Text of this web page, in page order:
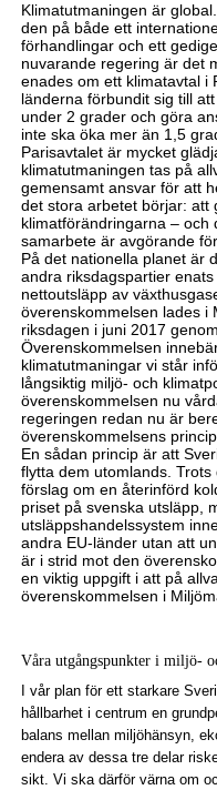
Klimatutmaningen är
den på både ett
förhandlingar och ett
nuvarande regering är det
enades om ett klimatavtal i
länderna förbundit sig till
under 2 grader och göra
inte ska öka mer än 1,5
Parisavtalet är mycket
klimatutmaningen tas på
gemensamt ansvar för att
det stora arbetet börjar: att
klimatförändringarna – och
samarbete är avgörande
På det nationella planet är
andra riksdagspartier
nettoutsläpp av
överenskommelsen lades i
riksdagen i juni 2017
Överenskommelsen
klimatutmaningar vi står
långsiktig miljö- och
överenskommelsen nu
regeringen redan nu är
överenskommelsens
En sådan principäratt
flytta dem utomlands.
förslag om en återinförd
priset på svenska utsläpp,
utsläppshandelssystem
andra EU-länder utan att
är i strid mot den
en viktig uppgift i att på
överenskommelsen i
Våra utgångspunkter i miljö-
I vår plan för ett starkare
hållbarhet i centrum en
balans mellan miljöhänsyn,
endera av dessa tre delar
sikt. Vi ska därför värna om